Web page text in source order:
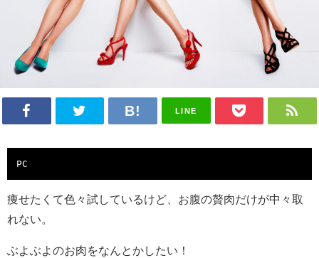
LINE
PC
痩せたくて色々試しているけど、お腹の贅肉だけが中々取
れない。
ぶよぶよのお肉をなんとかしたい！